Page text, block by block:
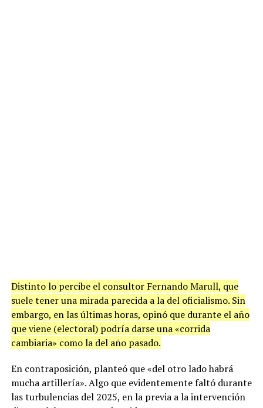
Distinto lo percibe el consultor Fernando Marull, que
suele tener una mirada parecida a la del oficialismo. Sin
embargo, en las últimas horas, opinó que durante el año
que viene (electoral) podría darse una «corrida
cambiaria» como la del año pasado.
En contraposición, planteó que «del otro lado habrá
mucha artillería». Algo que evidentemente faltó durante
las turbulencias del 2025, en la previa a la intervención